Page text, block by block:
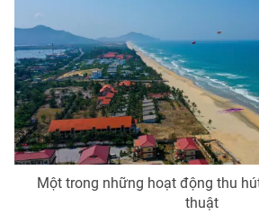
Một trong những hoạt động thu
thuật